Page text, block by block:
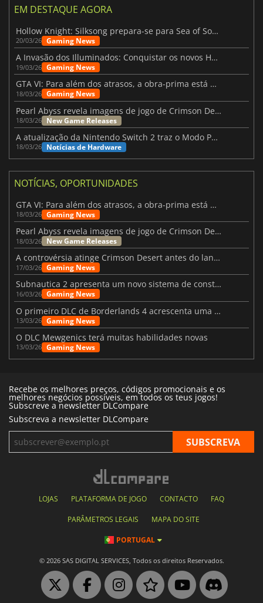
EM DESTAQUE AGORA
Hollow Knight: Silksong prepara-se para Sea of Sorrow com um patch
20/03/26 Gaming News
A Invasão dos Illuminados: Conquistar os novos Helldivers 2 Atualização!
19/03/26 Gaming News
GTA VI: Para além dos atrasos, a obra-prima está quase a chegar
18/03/26 Gaming News
Pearl Abyss revela imagens de jogo de Crimson Desert para a PS5
18/03/26 New Game Releases
A atualização da Nintendo Switch 2 traz o Modo Portátil aos jogos mais antigos da Switch
18/03/26 Notícias de Hardware
NOTÍCIAS, OPORTUNIDADES
GTA VI: Para além dos atrasos, a obra-prima está quase a chegar
18/03/26 Gaming News
Pearl Abyss revela imagens de jogo de Crimson Desert para a PS5
18/03/26 New Game Releases
A controvérsia atinge Crimson Desert antes do lançamento
17/03/26 Gaming News
Subnautica 2 apresenta um novo sistema de construção de bases
16/03/26 Gaming News
O primeiro DLC de Borderlands 4 acrescenta uma nova personagem e muito mais
13/03/26 Gaming News
O DLC Mewgenics terá muitas habilidades novas
13/03/26 Gaming News
Recebe os melhores preços, códigos promocionais e os
melhores negócios possíveis, em todos os teus jogos!
Subscreve a newsletter DLCompare
Subscreva a newsletter DLCompare
LOJAS PLATAFORMA DE JOGO CONTACTO FAQ
PARÂMETROS LEGAIS MAPA DO SITE
PORTUGAL
© 2026 SAS DIGITAL SERVICES, Todos os direitos Reservados.